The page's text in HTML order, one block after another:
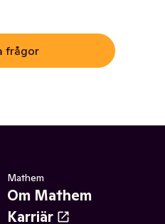
frågor
Mathem
Om Mathem
Karriär